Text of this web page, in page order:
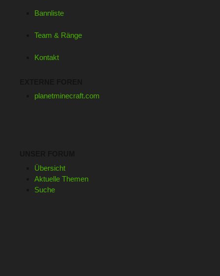
Bannliste
Team & Ränge
Kontakt
planetminecraft.com
Übersicht
Aktuelle Themen
Suche